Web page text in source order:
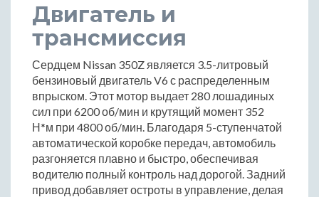
Двигатель и
трансмиссия
Сердцем Nissan 350Z является 3.5-литровый
бензиновый двигатель V6 с распределенным
впрыском. Этот мотор выдает 280 лошадиных
сил при 6200 об/мин и крутящий момент 352
Н*м при 4800 об/мин. Благодаря 5-ступенчатой
автоматической коробке передач, автомобиль
разгоняется плавно и быстро, обеспечивая
водителю полный контроль над дорогой. Задний
привод добавляет остроты в управление, делая